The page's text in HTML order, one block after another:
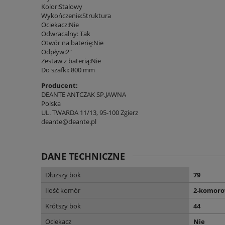
Kolor:Stalowy
Wykończenie:Struktura
Ociekacz:Nie
Odwracalny: Tak
Otwór na baterię:Nie
Odpływ:2"
Zestaw z baterią:Nie
Do szafki: 800 mm
Producent:
DEANTE ANTCZAK SP.JAWNA
Polska
UL. TWARDA 11/13, 95-100 Zgierz
deante@deante.pl
DANE TECHNICZNE
Dłuższy bok
79
Ilość komór
2-
Krótszy bok
44
Ociekacz
Nie